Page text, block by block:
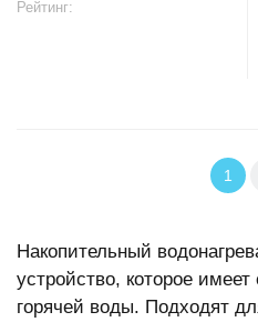
Рейтинг:
1
Накопительный
устройство, которое
горячей воды. Подходят